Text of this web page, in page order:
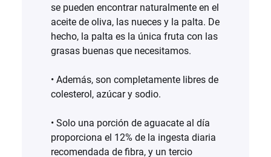
se pueden encontrar naturalmente en el
aceite de oliva, las nueces y la palta. De
hecho, la palta es la única fruta con las
grasas buenas que necesitamos.
• Además, son completamente libres de
colesterol, azúcar y sodio.
• Solo una porción de aguacate al día
proporciona el 12% de la ingesta diaria
recomendada de fibra, y un tercio